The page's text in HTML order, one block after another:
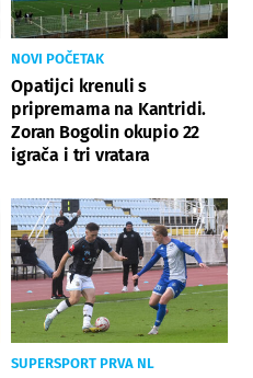
NOVI POČETAK
Opatijci krenuli s
pripremama na Kantridi.
Zoran Bogolin okupio 22
igrača i tri vratara
SUPERSPORT PRVA NL